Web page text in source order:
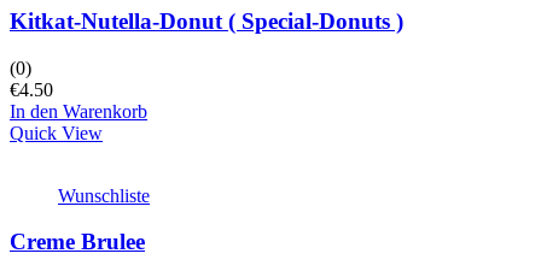
Kitkat-Nutella-Donut ( Special-Donuts )
(0)
€4.50
In den Warenkorb
Quick View
Wunschliste
Creme Brulee